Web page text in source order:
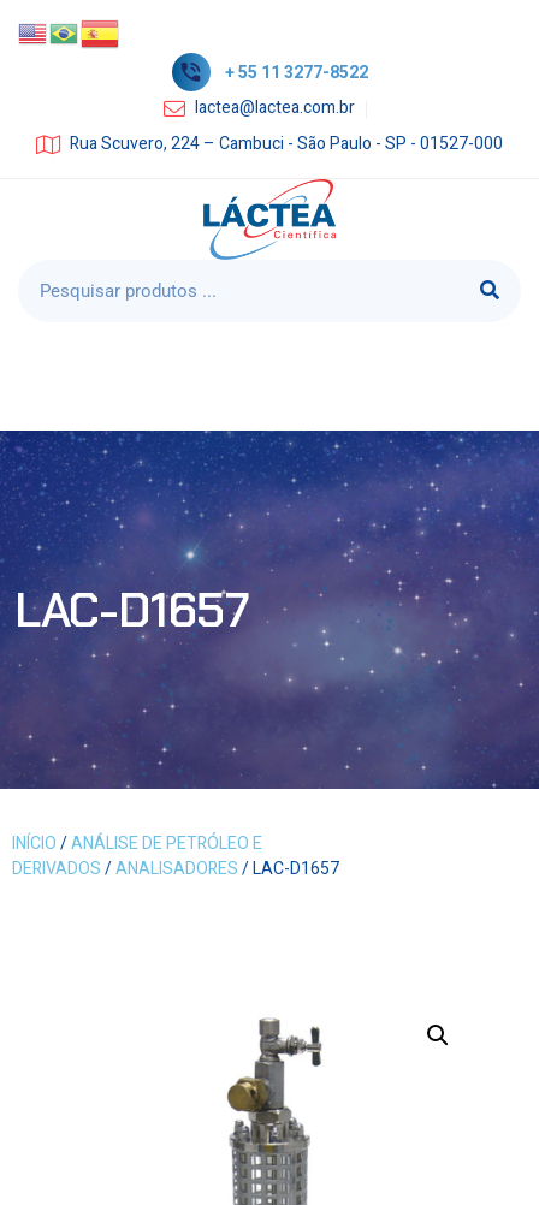
+ 55 11 3277-8522
lactea@lactea.com.br
Rua Scuvero, 224 – Cambuci - São Paulo - SP - 01527-000
LAC-D1657
INÍCIO/ANÁLISE DE PETRÓLEO E
DERIVADOS/ANALISADORES/ LAC-D1657